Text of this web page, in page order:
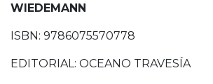
WIEDEMANN
ISBN: 9786075570778
EDITORIAL: OCEANO TRAVESÍA